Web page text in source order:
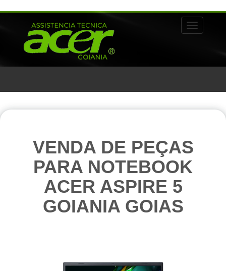
Alternar
VENDA DE PEÇAS
PARA NOTEBOOK
ACER ASPIRE 5
GOIANIA GOIAS